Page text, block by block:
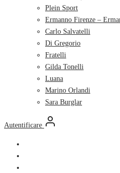
Plein Sport
Ermanno Firenze –
Carlo Salvatelli
Di Gregorio
Fratelli
Gilda Tonelli
Luana
Marino Orlandi
Sara Burglar
Autentificare